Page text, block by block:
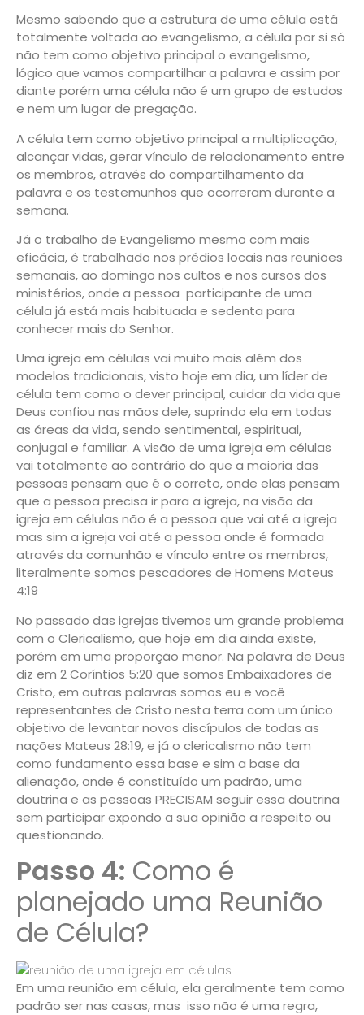
Mesmo sabendo que a estrutura de uma célula está
totalmente voltada ao evangelismo, a célula por si só
não tem como objetivo principal o evangelismo,
lógico que vamos compartilhar a palavra e assim por
diante porém uma célula não é um grupo de estudos
e nem um lugar de pregação.
A célula tem como objetivo principal a multiplicação,
alcançar vidas, gerar vínculo de relacionamento entre
os membros, através do compartilhamento da
palavra e os testemunhos que ocorreram durante a
semana.
Já o trabalho de Evangelismo mesmo com mais
eficácia, é trabalhado nos prédios locais nas reuniões
semanais, ao domingo nos cultos e nos cursos dos
ministérios, onde a pessoa participante de uma
célula já está mais habituada e sedenta para
conhecer mais do Senhor.
Uma igreja em células vai muito mais além dos
modelos tradicionais, visto hoje em dia, um líder de
célula tem como o dever principal, cuidar da vida que
Deus confiou nas mãos dele, suprindo ela em todas
as áreas da vida, sendo sentimental, espiritual,
conjugal e familiar. A visão de uma igreja em células
vai totalmente ao contrário do que a maioria das
pessoas pensam que é o correto, onde elas pensam
que a pessoa precisa ir para a igreja, na visão da
igreja em células não é a pessoa que vai até a igreja
mas sim a igreja vai até a pessoa onde é formada
através da comunhão e vínculo entre os membros,
literalmente somos pescadores de Homens Mateus
4:19
No passado das igrejas tivemos um grande problema
com o Clericalismo,que hoje em dia ainda existe,
porém em uma proporção menor. Na palavra de Deus
diz em 2 Coríntios 5:20 que somos Embaixadores de
Cristo, em outras palavras somos eu e você
representantes de Cristo nesta terra com um único
objetivo de levantar novos discípulos de todas as
nações Mateus 28:19,e já o clericalismo não tem
como fundamento essa base e sim a base da
alienação, onde é constituído um padrão, uma
doutrina e as pessoas PRECISAM seguir essa doutrina
sem participar expondo a sua opinião a respeito ou
questionando.
Passo 4: Como é
planejado uma Reunião
de Célula?
Em uma reunião em célula, ela geralmente tem como
padrão ser nas casas, mas isso não é uma regra,